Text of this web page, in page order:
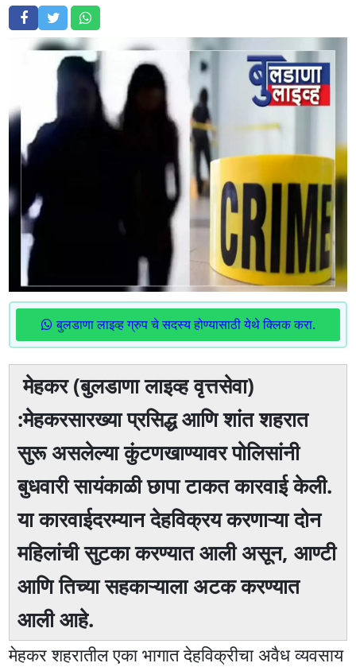
बुलडाणा लाइव्ह ग्रुप चे सदस्य होण्यासाठी येथे क्लिक करा.
मेहकर (बुलडाणा लाइव्ह वृत्तसेवा)
:मेहकरसारख्या प्रसिद्ध आणि शांत शहरात
सुरू असलेल्या कुंटणखाण्यावर पोलिसांनी
बुधवारी सायंकाळी छापा टाकत कारवाई केली.
या कारवाईदरम्यान देहविक्रय करणाऱ्या दोन
महिलांची सुटका करण्यात आली असून, आण्टी
आणि तिच्या सहकाऱ्याला अटक करण्यात
आली आहे.
मेहकर शहरातील एका भागात देहविक्रीचा अवैध व्यवसाय